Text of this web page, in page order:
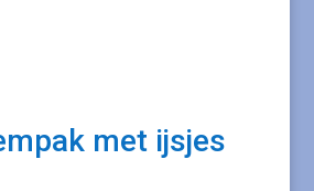
met ijsjes